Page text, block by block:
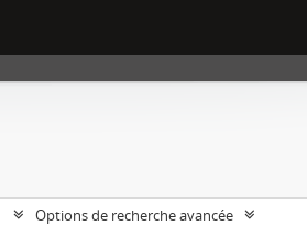
Options de recherche avancée